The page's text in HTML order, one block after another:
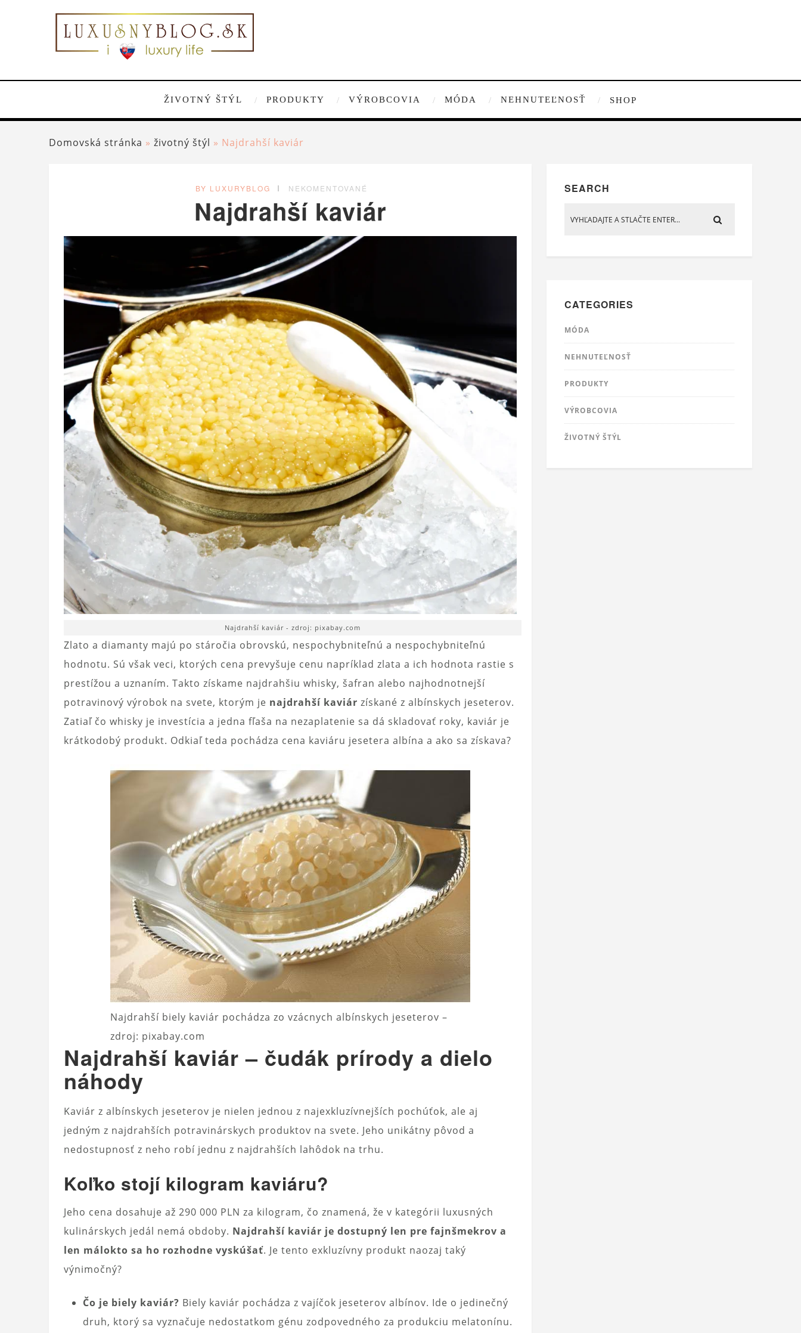
ŽIVOTNÝ ŠTÝL PRODUKTY VÝROBCOVIA MÓDA NEHNUTEĽNOSŤ SHOP
Domovská stránka » životný štýl » Najdrahší kaviár
BY LUXURYBLOG NEKOMENTOVANÉ
Najdrahší kaviár
Najdrahší kaviár - zdroj: pixabay.com
Zlato a diamanty majú po stáročia obrovskú, nespochybniteľnú a nespochybniteľnú
hodnotu. Sú však veci, ktorých cena prevyšuje cenu napríklad zlata a ich hodnota rastie s
prestížou a uznaním. Takto získame najdrahšiu whisky, šafran alebo najhodnotnejší
potravinový výrobok na svete, ktorým je najdrahší kaviár získané z albínskych jeseterov.
Zatiaľ čo whisky je investícia a jedna fľaša na nezaplatenie sa dá skladovať roky, kaviár je
krátkodobý produkt. Odkiaľ teda pochádza cena kaviáru jesetera albína a ako sa získava?
Najdrahší biely kaviár pochádza zo vzácnych albínskych jeseterov –
zdroj: pixabay.com
Najdrahší kaviár – čudák prírody a dielo
náhody
Kaviár z albínskych jeseterov je nielen jednou z najexkluzívnejších pochúťok, ale aj
jedným z najdrahších potravinárskych produktov na svete. Jeho unikátny pôvod a
nedostupnosť z neho robí jednu z najdrahších lahôdok na trhu.
Koľko stojí kilogram kaviáru?
Jeho cena dosahuje až 290 000 PLN za kilogram, čo znamená, že v kategórii luxusných
kulinárskych jedál nemá obdoby. Najdrahší kaviár je dostupný len pre fajnšmekrov a
len málokto sa ho rozhodne vyskúšať. Je tento exkluzívny produkt naozaj taký
výnimočný?
Čo je biely kaviár? Biely kaviár pochádza z vajíčok jeseterov albínov. Ide o jedinečný
druh, ktorý sa vyznačuje nedostatkom génu zodpovedného za produkciu melatonínu.
SEARCH
CATEGORIES
MÓDA
NEHNUTEĽNOSŤ
PRODUKTY
VÝROBCOVIA
ŽIVOTNÝ ŠTÝL